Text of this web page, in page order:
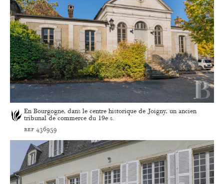
En Bourgogne, dans le centre historique de Joigny, un ancien
tribunal de commerce du 19e s.
ref 436959